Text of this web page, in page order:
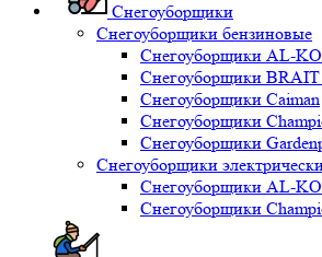
Снегоуборщики
Снегоуборщики бензиновые
Снегоуборщики AL-KO
Снегоуборщики
Снегоуборщики Caiman
Снегоуборщики
Снегоуборщики
Снегоуборщики
Снегоуборщики AL-KO
Снегоуборщики